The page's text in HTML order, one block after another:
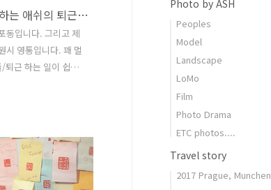
NEX-5와 함께하는 애쉬의 퇴근길 풍경..
동입니다. 그리고 제
시 영통입니다. 꽤 멀
퇴근 하는 일이 쉽지
수원IC에서 영통까지
재IC에서 차를 올려
올 수가 있죠.. 그러
상황이 많고, 안 막히
Photo by ASH
Peoples
Model
Landscape
LoMo
Film
Photo Drama
ETC photos....
Travel story
2017 Prague, Munchen